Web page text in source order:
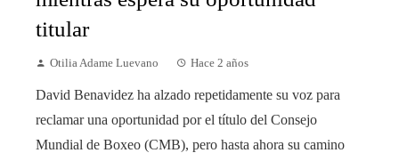
titular
Otilia Adame Luevano Hace 2 años
David Benavidez ha alzado repetidamente su voz para
reclamar una oportunidad por el título del Consejo
Mundial de Boxeo (CMB), pero hasta ahora su camino